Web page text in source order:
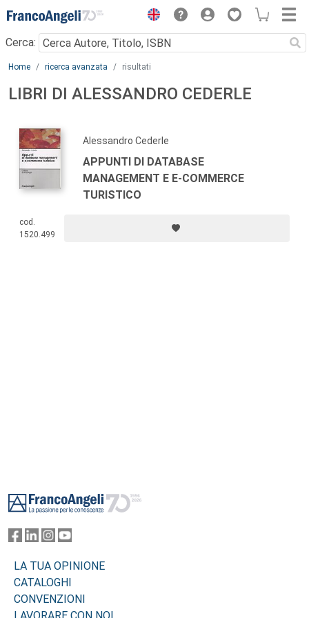
Menu
Cerca:
Main content
Home ricerca avanzata risultati
LIBRI DI ALESSANDRO CEDERLE
Alessandro Cederle
APPUNTI DI DATABASE
MANAGEMENT E E-COMMERCE
TURISTICO
cod.
1520.499
LA TUA OPINIONE
CATALOGHI
CONVENZIONI